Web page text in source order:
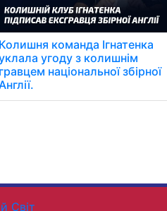
Колишня команда Ігнатенка
угоду з колишнім
гравцем національної збірної
Світ